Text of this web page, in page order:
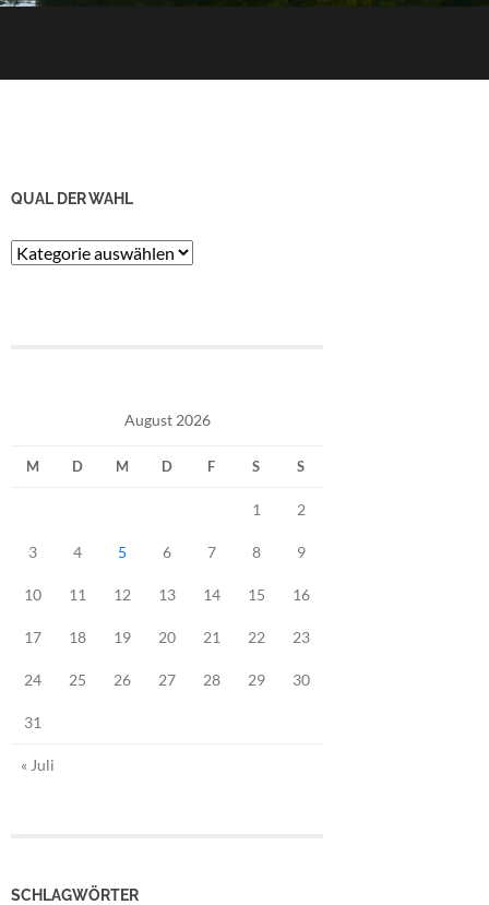
QUAL DER WAHL
Qual
August 2026
M D M D F S S
1 2
3 4 5 6 7 8 9
10 11 12 13 14 15 16
17 18 19 20 21 22 23
24 25 26 27 28 29 30
31
« Juli
SCHLAGWÖRTER